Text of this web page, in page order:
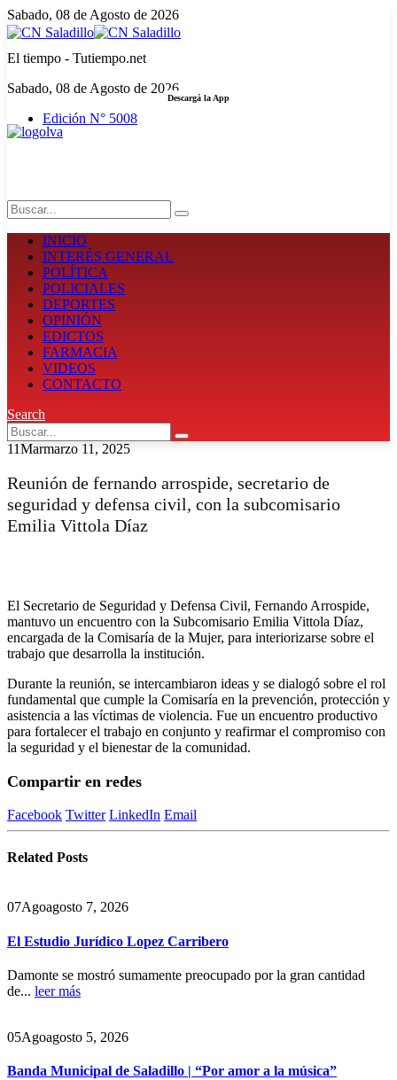
Sabado, 08 de Agosto de 2026
El tiempo - Tutiempo.net
Sabado, 08 de Agosto de 2026
Edición N° 5008
Descargá la App
INICIO
INTERÉS GENERAL
POLÍTICA
POLICIALES
DEPORTES
OPINIÓN
EDICTOS
FARMACIA
VIDEOS
CONTACTO
Search
11Marmarzo 11, 2025
Reunión de fernando arrospide, secretario de
seguridad y defensa civil, con la subcomisario
Emilia Vittola Díaz
El Secretario de Seguridad y Defensa Civil, Fernando Arrospide,
mantuvo un encuentro con la Subcomisario Emilia Vittola Díaz,
encargada de la Comisaría de la Mujer, para interiorizarse sobre el
trabajo que desarrolla la institución.
Durante la reunión, se intercambiaron ideas y se dialogó sobre el rol
fundamental que cumple la Comisaría en la prevención, protección y
asistencia a las víctimas de violencia. Fue un encuentro productivo
para fortalecer el trabajo en conjunto y reafirmar el compromiso con
la seguridad y el bienestar de la comunidad.
Compartir en redes
Facebook Twitter LinkedIn Email
Related Posts
07Agoagosto 7, 2026
El Estudio Jurídico Lopez Carribero
Damonte se mostró sumamente preocupado por la gran cantidad
de... leer más
05Agoagosto 5, 2026
Banda Municipal de Saladillo | “Por amor a la música”